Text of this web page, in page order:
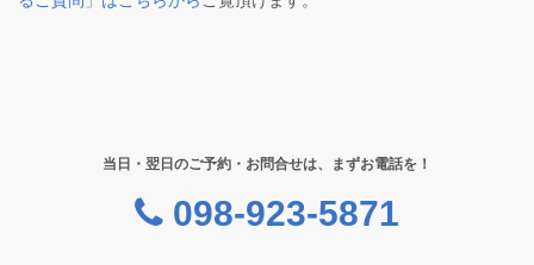
当日・翌日のご予約・お問合せは、まずお電話を！
098-923-5871